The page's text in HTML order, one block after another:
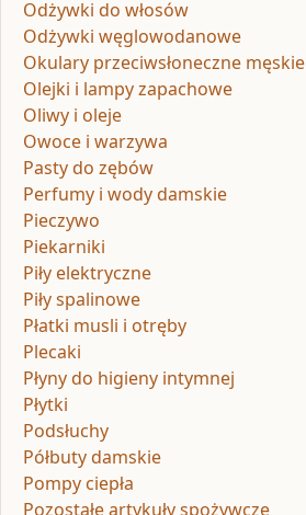
Odżywki do włosów
Odżywki węglowodanowe
Okulary przeciwsłoneczne męskie
Olejki i lampy zapachowe
Oliwy i oleje
Owoce i warzywa
Pasty do zębów
Perfumy i wody damskie
Pieczywo
Piekarniki
Piły elektryczne
Piły spalinowe
Płatki musli i otręby
Plecaki
Płyny do higieny intymnej
Płytki
Podsłuchy
Półbuty damskie
Pompy ciepła
Pozostałe artykuły spożywcze